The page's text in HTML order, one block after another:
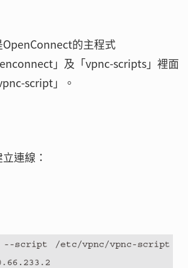
的主程式
」及「vpnc-scripts」裡面
script」。
連線：